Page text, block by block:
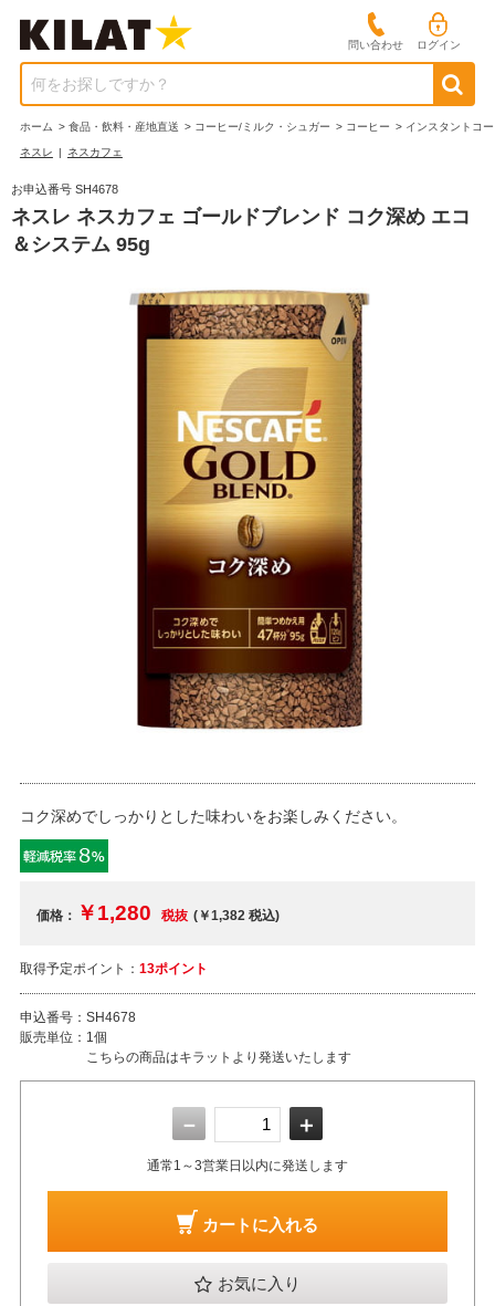
問い合わせ ログイン
何をお探しですか？
ホーム > 食品・飲料・産地直送 > コーヒー/ミルク・シュガー > コーヒー > インスタントコ
ネスレ | ネスカフェ
お申込番号 SH4678
ネスレ ネスカフェ ゴールドブレンド コク深め エコ
＆システム 95g
コク深めでしっかりとした味わいをお楽しみください。
価格： ￥1,280 税抜 (￥1,382税込)
取得予定ポイント： 13ポイント
申込番号： SH4678
販売単位： 1個
こちらの商品はキラットより発送いたします
－ ＋
通常1～3営業日以内に発送します
カートに入れる
お気に入り